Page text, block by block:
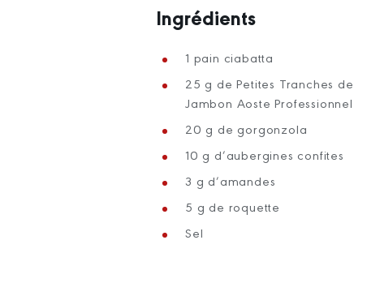
Ingrédients
1 pain ciabatta
25 g de Petites Tranches de
Jambon Aoste Professionnel
20 g de gorgonzola
10 g d’aubergines confites
3 g d’amandes
5 g de roquette
Sel